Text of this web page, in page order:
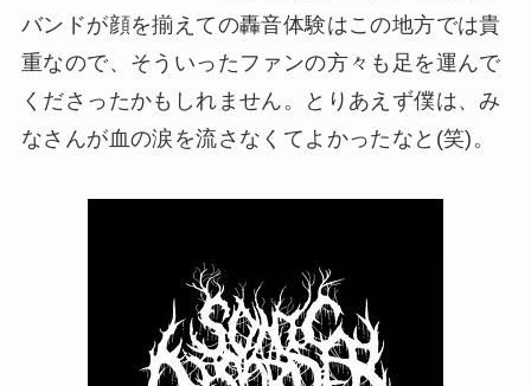
バンドが顔を揃えての轟音体験はこの地方では貴
重なので、そういったファンの方々も足を運んで
くださったかもしれません。とりあえず僕は、み
なさんが血の涙を流さなくてよかったなと(笑)。